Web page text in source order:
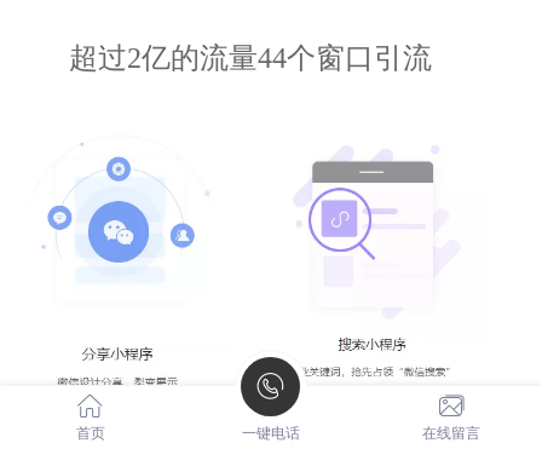
超过2亿的流量44个窗口引流
首页 一键电话 在线留言